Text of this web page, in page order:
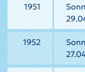
1951
1952